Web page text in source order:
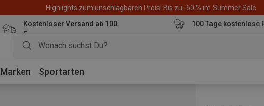
Highlights zum unschlagbaren Preis! Bis zu -60 % im Summer Sale
Kostenloser Versand ab 100
Euro
100 Tage kostenlose
Marken Sportarten